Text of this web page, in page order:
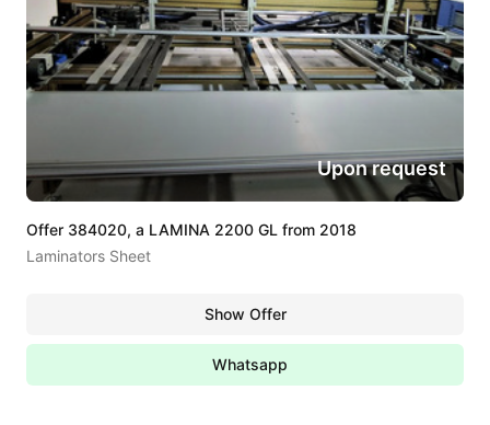
Offer 384020, a LAMINA 2200 GL from 2018
Laminators Sheet
Upon request
Show Offer
Whatsapp